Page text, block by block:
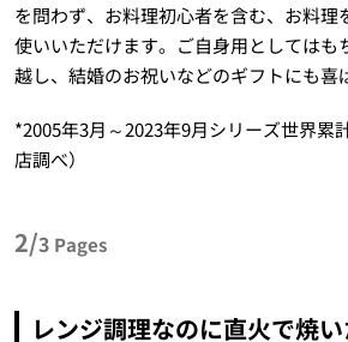
を問わず、お料理初心者を含む、お料理
使いいただけます。ご自身用としてはも
越し、結婚のお祝いなどのギフトにも喜
*2005年3月～2023年9月シリーズ世界累
店調べ）
2/3 Pages
レンジ調理なのに直火で焼